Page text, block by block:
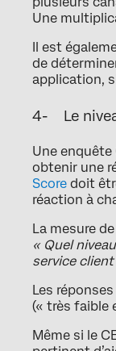
Une
Il est
de
application,
4- Le
Une enquête
obtenir une
Score doit
réaction à
La mesure
« Quel
service client
Les
(« très faible
Même si le